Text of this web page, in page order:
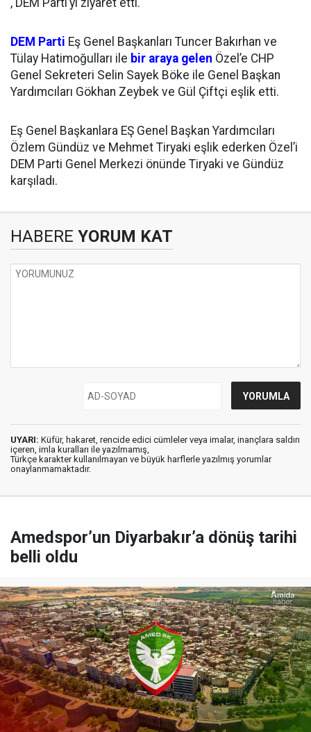
, DEM Parti’yi ziyaret etti.
DEM Parti Eş Genel Başkanları Tuncer Bakırhan ve
Tülay Hatimoğulları ile bir araya gelen Özel’e CHP
Genel Sekreteri Selin Sayek Böke ile Genel Başkan
Yardımcıları Gökhan Zeybek ve Gül Çiftçi eşlik etti.
Eş Genel Başkanlara EŞ Genel Başkan Yardımcıları
Özlem Gündüz ve Mehmet Tiryaki eşlik ederken Özel’i
DEM Parti Genel Merkezi önünde Tiryaki ve Gündüz
karşıladı.
HABERE YORUM KAT
UYARI: Küfür, hakaret, rencide edici cümleler veya imalar, inançlara saldırı
içeren, imla kuralları ile yazılmamış,
Türkçe karakter kullanılmayan ve büyük harflerle yazılmış yorumlar
onaylanmamaktadır.
Amedspor’un Diyarbakır’a dönüş tarihi
belli oldu